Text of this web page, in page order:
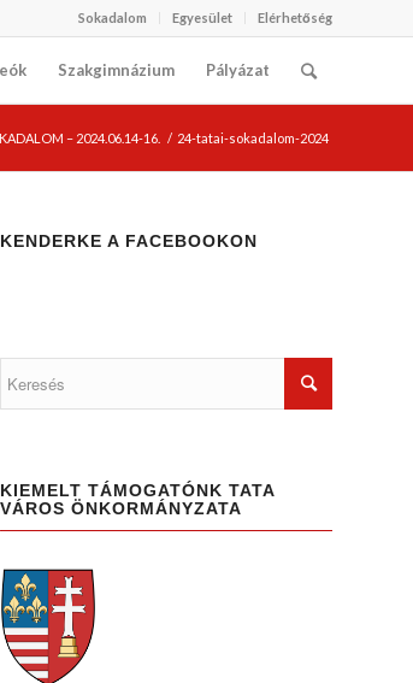
Sokadalom Egyesület Elérhetőség
Szakgimnázium Pályázat
– 2024.06.14-16. / 24-tatai-sokadalom-2024
KENDERKE A FACEBOOKON
KIEMELT TÁMOGATÓNK TATA
VÁROS ÖNKORMÁNYZATA